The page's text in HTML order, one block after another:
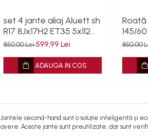
set 4 jante aliaj Aluett sh
R17 8Jx17H2 ET35 5x112
57.1 kba 45431 z25807 cu
850,00 Lei599,99 Lei
ADAUGA IN COS
Roată
145/
850,00
Jantele second-hand sunt o soluție inteligentă și
avere. Aceste jante sunt preutilizate, dar sunt